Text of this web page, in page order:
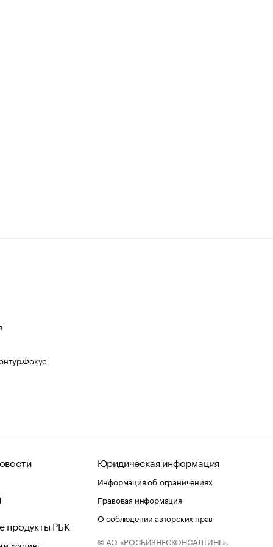
продукты РБК
хостинг
Юридическая информация
Информация об ограничениях
Правовая информация
О соблюдении авторских прав
© АО «РОСБИЗНЕСКОНСАЛТИНГ»,